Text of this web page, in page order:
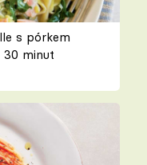
s pórkem
30 minut